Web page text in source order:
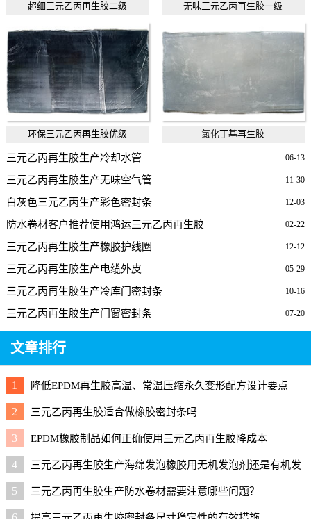
超细三元乙丙再生胶二级 无味三元乙丙再生胶一级
环保三元乙丙再生胶优级 氯化丁基再生胶
06-13
三元乙丙再生胶生产冷却水管
11-30
三元乙丙再生胶生产无味空气管
12-03
白灰色三元乙丙生产彩色密封条
02-22
防水卷材客户推荐使用鸿运三元乙丙再生胶
12-12
三元乙丙再生胶生产橡胶护线圈
05-29
三元乙丙再生胶生产电缆外皮
10-16
三元乙丙再生胶生产冷库门密封条
07-20
三元乙丙再生胶生产门窗密封条
文章排行
1 降低EPDM再生胶高温、常温压缩永久变形配方设计要点
2 三元乙丙再生胶适合做橡胶密封条吗
3 EPDM橡胶制品如何正确使用三元乙丙再生胶降成本
4
三元乙丙再生胶生产海绵发泡橡胶用无机发泡剂还是有机发
泡剂好？
5 三元乙丙再生胶生产防水卷材需要注意哪些问题？